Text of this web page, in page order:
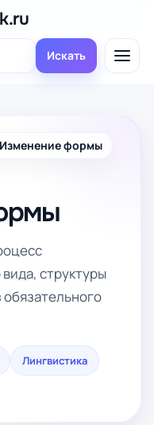
Искать
Изменение формы
структуры
обязательного
Лингвистика